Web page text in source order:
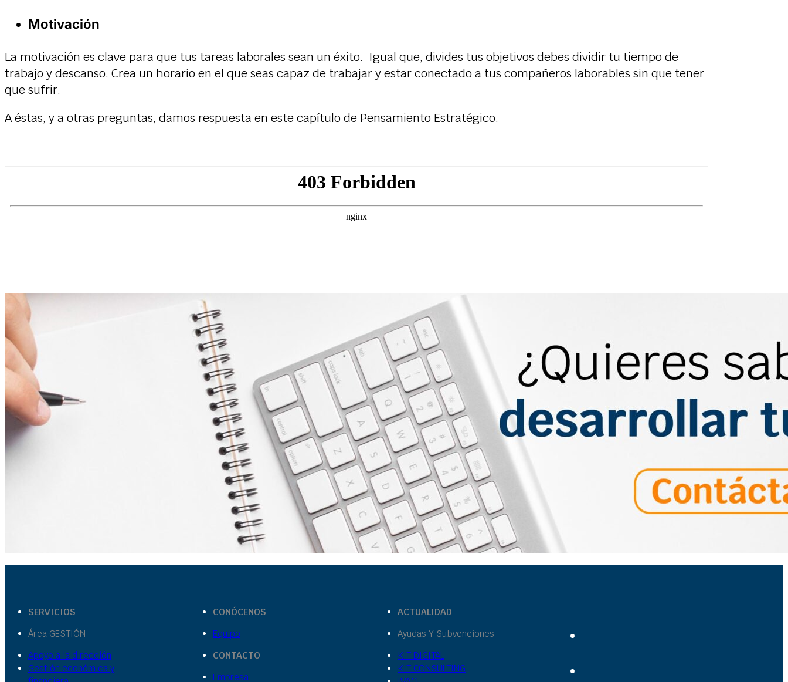
Motivación
La motivación es clave para que tus tareas laborales sean un éxito. Igual que, divides tus objetivos debes dividir tu tiempo de
trabajo y descanso. Crea un horario en el que seas capaz de trabajar y estar conectado a tus compañeros laborables sin que tener
que sufrir.
A éstas, y a otras preguntas, damos respuesta en este capítulo de Pensamiento Estratégico.
SERVICIOS
Área GESTIÓN
Apoyo a la dirección
Gestión económica y
CONÓCENOS
Equipo
CONTACTO
Empresa
ACTUALIDAD
Ayudas Y Subvenciones
KIT DIGITAL
KIT CONSULTING